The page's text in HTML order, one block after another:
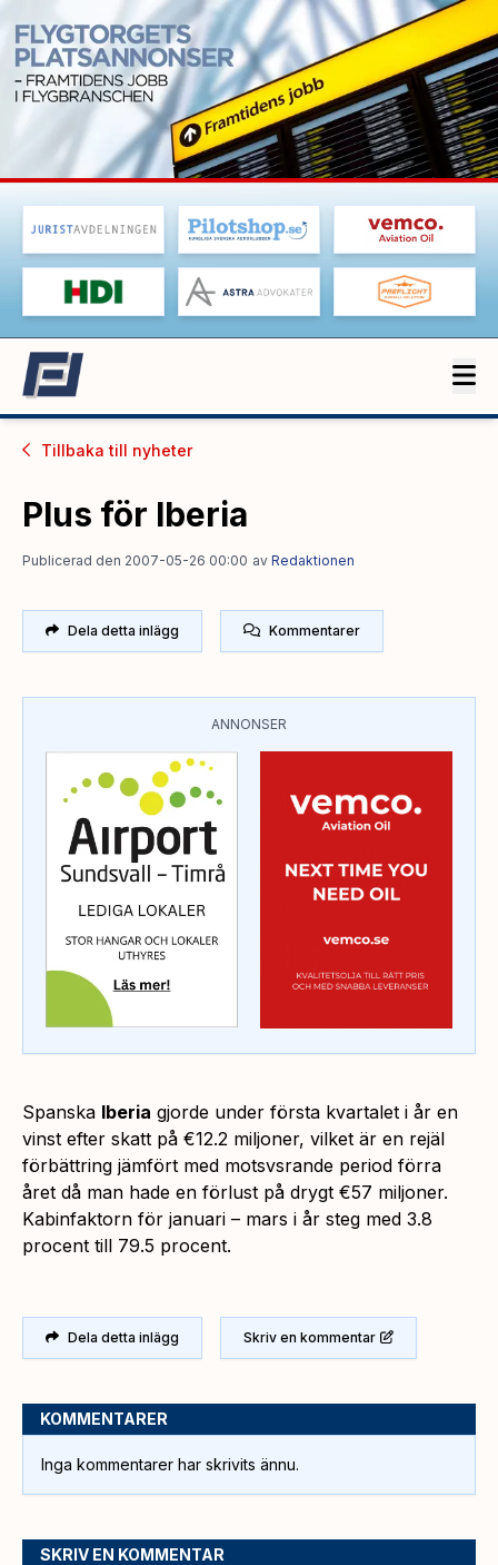
Tillbaka till nyheter
Plus för Iberia
Publicerad den 2007-05-26 00:00 av Redaktionen
Dela detta inlägg Kommentarer
ANNONSER
Spanska Iberia gjorde under första kvartalet i år en
vinst efter skatt på €12.2 miljoner, vilket är en rejäl
förbättring jämfört med motsvsrande period förra
året då man hade en förlust på drygt €57 miljoner.
Kabinfaktorn för januari – mars i år steg med 3.8
procent till 79.5 procent.
Dela detta inlägg Skriv en kommentar
KOMMENTARER
Inga kommentarer har skrivits ännu.
SKRIV EN KOMMENTAR